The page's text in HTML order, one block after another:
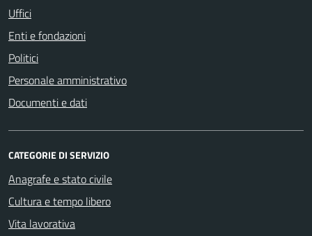
Uffici
Enti e fondazioni
Politici
Personale amministrativo
Documenti e dati
CATEGORIE DI SERVIZIO
Anagrafe e stato civile
Cultura e tempo libero
Vita lavorativa